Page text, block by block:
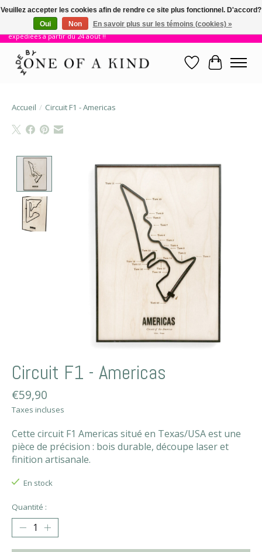
!! Nous sommes en vacances jusqu'au 23 août. Les commandes seront
expédiées à partir du 24 août !!
Liste dePanier
Accueil / Circuit F1 - Americas
Product image slideshow Items
Circuit F1 - Americas
€59,90
Taxes incluses
Cette circuit F1 Americas situé en Texas/USA est une
pièce de précision : bois durable, découpe laser et
finition artisanale.
En stock
Quantité :
Veuillez accepter les cookies afin de rendre ce site plus fonctionnel. D'accord?
Oui
Non En savoir plus sur les témoins (cookies) »